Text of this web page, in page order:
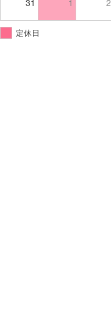
31 1 2
定休日